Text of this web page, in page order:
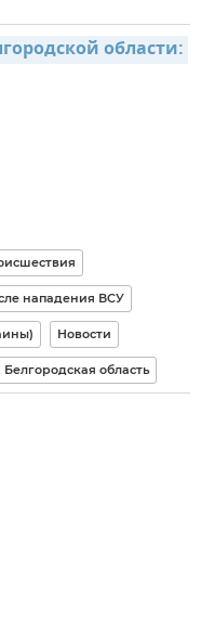
области:
нападения ВСУ
Новости
Белгородская область